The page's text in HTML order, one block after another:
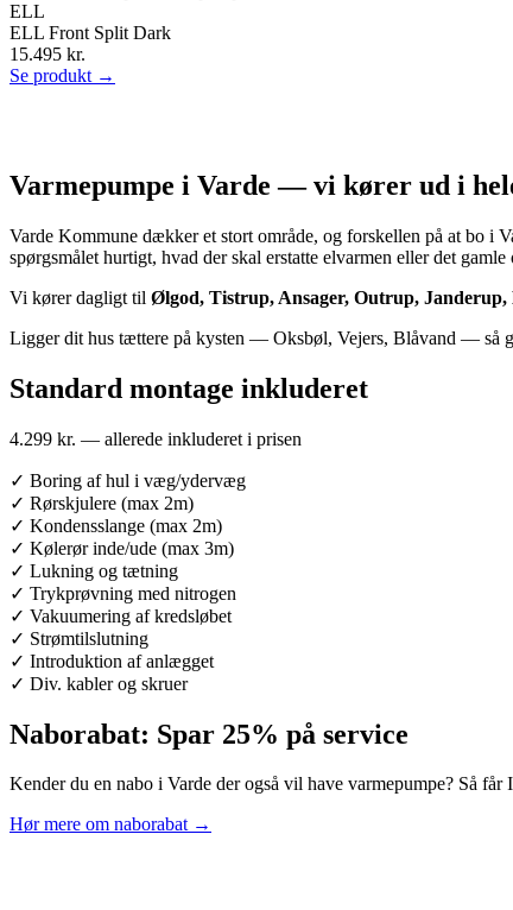
ELL
ELL Front Split Dark
15.495 kr.
Se produkt →
Varmepumpe i Varde — vi kører ud i
Varde Kommune dækker et stort område, og forskellen på at bo i
spørgsmålet hurtigt, hvad der skal erstatte elvarmen eller det gamle
Vi kører dagligt til Ølgod, Tistrup, Ansager, Outrup, Janderup,
Ligger dit hus tættere på kysten — Oksbøl, Vejers, Blåvand — så
Standard montage inkluderet
4.299 kr. — allerede inkluderet i prisen
✓ Boring af hul i væg/ydervæg
✓ Rørskjulere (max 2m)
✓ Kondensslange (max 2m)
✓ Kølerør inde/ude (max 3m)
✓ Lukning og tætning
✓ Trykprøvning med nitrogen
✓ Vakuumering af kredsløbet
✓ Strømtilslutning
✓ Introduktion af anlægget
✓ Div. kabler og skruer
Naborabat: Spar 25% på service
Kender du en nabo i Varde der også vil have varmepumpe? Så
Hør mere om naborabat →